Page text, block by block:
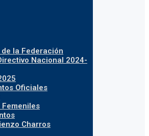
la Federación
Nacional 2024-
Oficiales
Femeniles
Charros